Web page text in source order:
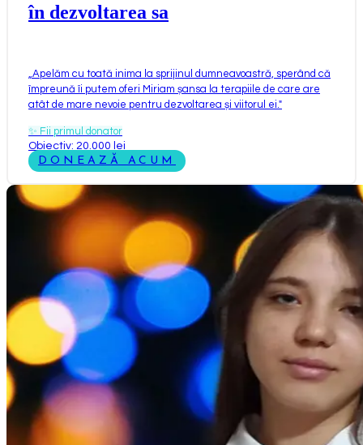
în dezvoltarea sa
Apelăm cu toată inima la sprijinul dumneavoastră, sperând că
împreună îi putem oferi Miriam șansa la terapiile de care are
atât de mare nevoie pentru dezvoltarea și viitorul ei. "
✨ Fii primul donator
Obiectiv: 20.000 lei
DONEAZĂ ACUM